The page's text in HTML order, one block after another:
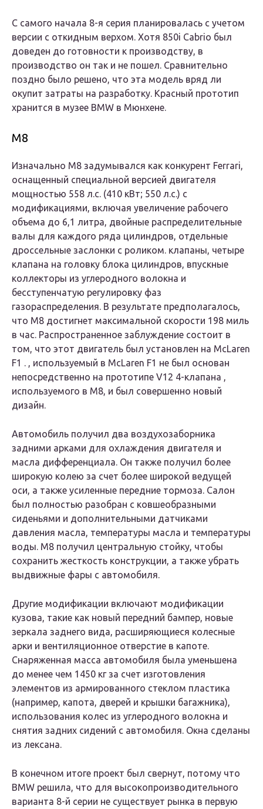
С самого начала 8-я серия планировалась с учетом
версии с откидным верхом. Хотя 850i Cabrio был
доведен до готовности к производству, в
производство он так и не пошел. Сравнительно
поздно было решено, что эта модель вряд ли
окупит затраты на разработку. Красный прототип
хранится в музее BMW в Мюнхене.
M8
Изначально M8 задумывался как конкурент Ferrari,
оснащенный специальной версией двигателя
мощностью 558 л.с. (410 кВт; 550 л.с.) с
модификациями, включая увеличение рабочего
объема до 6,1 литра, двойные распределительные
валы для каждого ряда цилиндров, отдельные
дроссельные заслонки с роликом. клапаны, четыре
клапана на головку блока цилиндров, впускные
коллекторы из углеродного волокна и
бесступенчатую регулировку фаз
газораспределения. В результате предполагалось,
что M8 достигнет максимальной скорости 198 миль
в час. Распространенное заблуждение состоит в
том, что этот двигатель был установлен на McLaren
F1 . , используемый в McLaren F1 не был основан
непосредственно на прототипе V12 4-клапана ,
используемого в M8, и был совершенно новый
дизайн.
Автомобиль получил два воздухозаборника
задними арками для охлаждения двигателя и
масла дифференциала. Он также получил более
широкую колею за счет более широкой ведущей
оси, а также усиленные передние тормоза. Салон
был полностью разобран с ковшеобразными
сиденьями и дополнительными датчиками
давления масла, температуры масла и температуры
воды. M8 получил центральную стойку, чтобы
сохранить жесткость конструкции, а также убрать
выдвижные фары с автомобиля.
Другие модификации включают модификации
кузова, такие как новый передний бампер, новые
зеркала заднего вида, расширяющиеся колесные
арки и вентиляционное отверстие в капоте.
Снаряженная масса автомобиля была уменьшена
до менее чем 1450 кг за счет изготовления
элементов из армированного стеклом пластика
(например, капота, дверей и крышки багажника),
использования колес из углеродного волокна и
снятия задних сидений с автомобиля. Окна сделаны
из лексана.
В конечном итоге проект был свернут, потому что
BMW решила, что для высокопроизводительного
варианта 8-й серии не существует рынка в первую